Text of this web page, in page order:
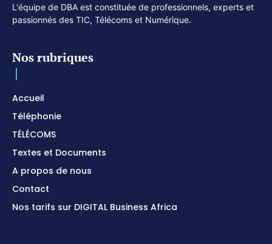
L'équipe de DBA est constituée de professionnels, experts et
passionnés des TIC, Télécoms et Numérique.
Nos rubriques
Accueil
Téléphonie
TÉLÉCOMS
Textes et Documents
A propos de nous
Contact
Nos tarifs sur DIGITAL Business Africa